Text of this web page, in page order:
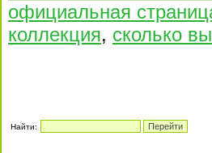
официальная
коллекция, сколько
Найти: